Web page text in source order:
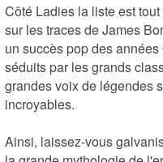
Côté Ladies la liste est
sur les traces de James
un succès pop des
séduits par les grands
grandes voix de légendes
incroyables.
Ainsi, laissez-vous